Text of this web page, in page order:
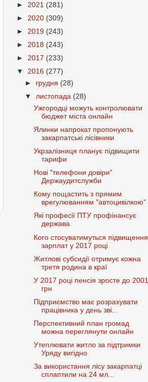
► 2021 (281)
► 2020 (309)
► 2019 (243)
► 2018 (243)
► 2017 (233)
▼ 2016 (277)
► грудня (28)
▼листопада (28)
Ужгородці можуть контролювати
бюджет міста онлайн
Ялинки напрокат пропонують
закарпатські лісівники
Укрзалізниця планує підвищити
тарифи
Нові "телефони довіри"
Держаудитслужби
Кому пощастить з прямим
врегулюванням "автоцивілкою"
Які професії ПТУ профінансує
держава
Кого стосуватимуться підвищення
зарплат у 2017 році
Житлові субсидії отримує кожна
третя родина в краї
У 2017 році пенсія зросте до 2001
грн
Підприємство має розрахувати
працівника у день зві...
Перспективний план громад
можна переглянути онлайн
Утеплювати житло за підтримки
Уряду вигідно
За використання лісу закарпатці
сплаптили на 24 мл...